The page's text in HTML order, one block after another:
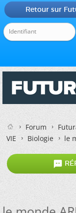
Retour sur
Forum
VIE
Biologie le
